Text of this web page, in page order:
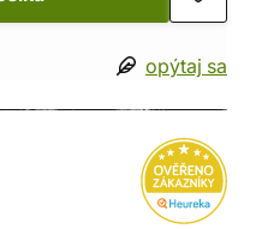
opýtaj sa